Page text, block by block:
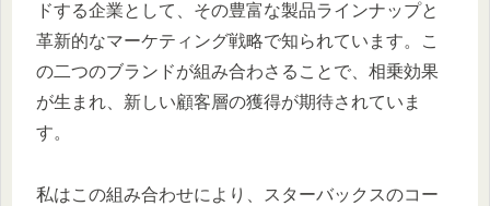
ドする企業として、その豊富な製品ラインナップと
革新的なマーケティング戦略で知られています。こ
の二つのブランドが組み合わさることで、相乗効果
が生まれ、新しい顧客層の獲得が期待されていま
す。
私はこの組み合わせにより、スターバックスのコー